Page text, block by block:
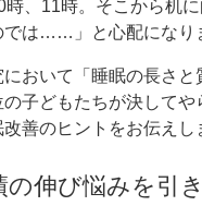
、11時。そこから机
では……」と心配になり
おいて「睡眠の長さ
子どもたちが決して
善のヒントをお伝えし
伸び悩みを引